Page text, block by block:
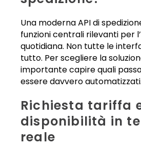
Una moderna API di
funzioni centrali rilevanti per
quotidiana. Non tutte le
tutto. Per scegliere la
importante capire quali
essere davvero automatizzati.
Richiesta tariffa
disponibilità in
reale